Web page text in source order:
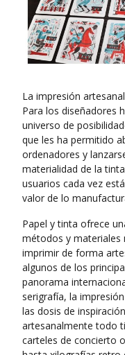
La impresión
Para los diseñadores
universo de
que les ha permitido
ordenadores y
materialidad de la
usuarios cada vez
valor de lo
Papel y tinta ofrece
métodos y materiales
imprimir de forma
algunos de los
panorama
serigrafía, la
las dosis de
artesanalmente todo
carteles de concierto